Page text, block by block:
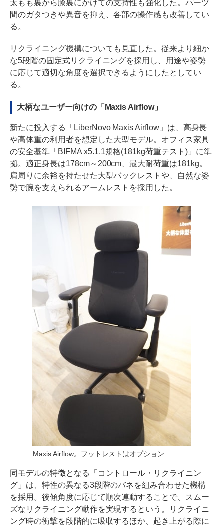
太もも裏から膝裏にかけての支持性も強化した。パーツ
間のガタつきや異音を抑え、各部の操作感も改善してい
る。
リクライニング機構についても見直した。従来より細か
な5段階の固定式リクライニングを採用し、用途や姿勢
に応じて適切な角度を選択できるようにしたとしてい
る。
大柄なユーザー向けの「Maxis Airflow」
新たに投入する「LiberNovo Maxis Airflow」は、高身長
や高体重の利用者を想定した大型モデル。オフィス家具
の安全基準「BIFMA x5.1.1規格(181kg荷重テスト)」に準
拠。適正身長は178cm～200cm、最大耐荷重は181kg。
肩周りに余裕を持たせた大型バックレストや、自然な姿
勢で腕を支えられるアームレストを採用した。
Maxis Airflow。フットレストはオプション
同モデルの特徴となる「コントロール・リクライニン
グ」は、特性の異なる3段階のバネを組み合わせた機構
を採用。後傾角度に応じて順次連動することで、スムー
ズなリクライニング動作を実現するという。リクライニ
ング時の衝撃を段階的に吸収するほか、起き上がる際に